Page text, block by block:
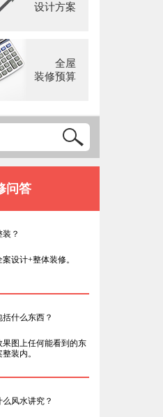
设计方案
全屋
装修预算
问答
？
设计+整体装修。
什么东西？
果图上任何能看到的东
装内。
风水讲究？